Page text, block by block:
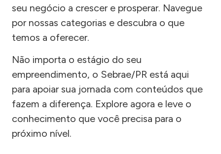
seu negócio a crescer e prosperar. Navegue
por nossas categorias e descubra o que
temos a oferecer.
Não importa o estágio do seu
empreendimento, o Sebrae/PR está aqui
para apoiar sua jornada com conteúdos que
fazem a diferença. Explore agora e leve o
conhecimento que você precisa para o
próximo nível.